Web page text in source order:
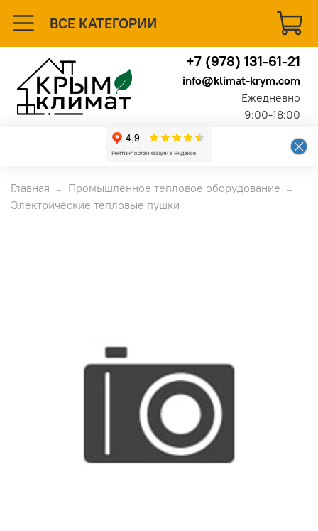
ВСЕ КАТЕГОРИИ
+7 (978) 131-61-21
info@klimat-krym.com
Ежедневно
9:00-18:00
Главная
Промышленное тепловое оборудование
Электрические тепловые пушки